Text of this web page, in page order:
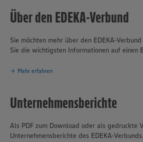
Über den EDEKA-Verbund
Sie möchten mehr über den EDEKA-
Sie die wichtigsten Informationen auf einen
Mehr erfahren
Unternehmensberichte
Als PDF zum Download oder als gedruckte
Unternehmensberichte des EDEKA-Verbunds.